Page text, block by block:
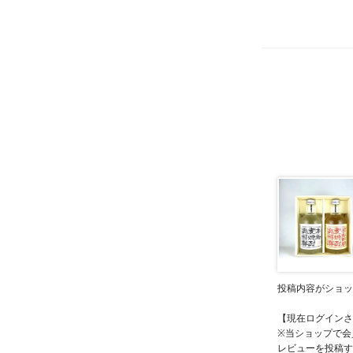
投稿内容がショ
【現在ログイン
※当ショップで会
レビューを投稿